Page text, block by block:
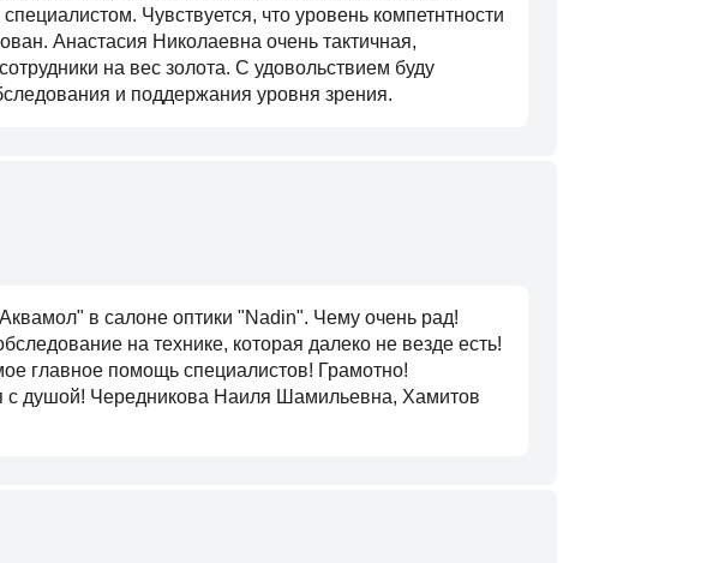
Чувствуется, что уровень компетнтности
Анастасия Николаевна очень тактичная,
на вес золота. С удовольствием буду
и поддержания уровня зрения.
в салоне оптики "Nadin". Чему очень рад!
на технике, которая далеко не везде есть!
главное помощь специалистов! Грамотно!
с душой! Чередникова Наиля Шамильевна, Хамитов